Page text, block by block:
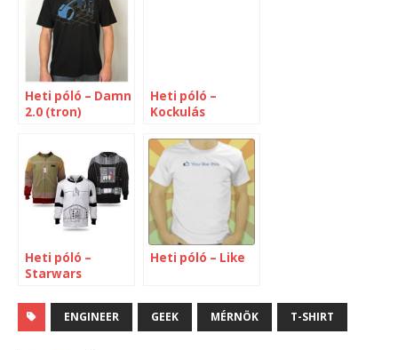
Heti póló – Damn
2.0 (tron)
Heti póló –
Kockulás
Heti póló –
Starwars
Heti póló – Like
ENGINEER GEEK MÉRNÖK T-SHIRT